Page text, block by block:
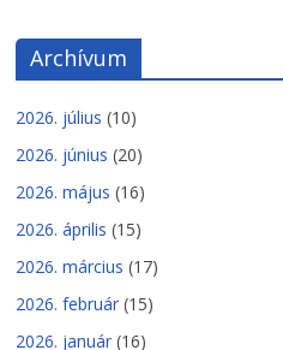
Archívum
2026. július (10)
2026. június (20)
2026. május (16)
2026. április (15)
2026. március (17)
2026. február (15)
2026. január (16)